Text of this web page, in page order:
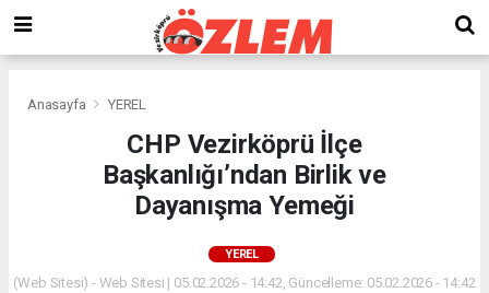
Anasayfa YEREL
CHP Vezirköprü İlçe
Başkanlığı’ndan Birlik ve
Dayanışma Yemeği
YEREL
(Web Sitesi) - Web Sitesi | 05.02.2026 - 14:42, Güncelleme: 05.02.2026 - 14:42